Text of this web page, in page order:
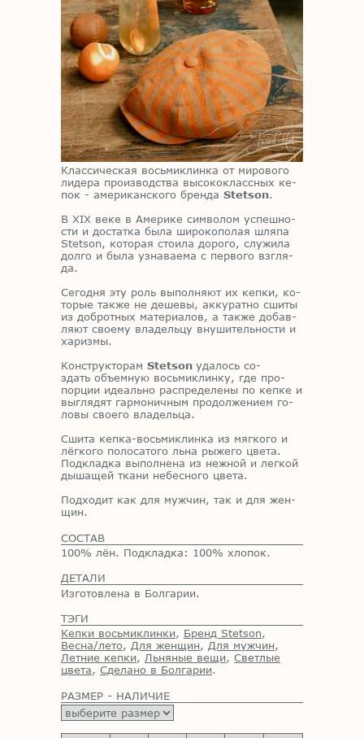
Клас­си­че­ская вось­ми­клин­ка от ми­ро­во­го
ли­де­ра про­из­вод­ства вы­со­ко­класс­ных ке­
пок - аме­ри­кан­ско­го брен­да Stetson.
В XIX веке в Аме­ри­ке сим­во­лом успеш­но­
сти и до­стат­ка была ши­ро­ко­по­лая шля­па
Stetson, ко­то­рая сто­и­ла до­ро­го, слу­жи­ла
дол­го и была узна­ва­е­ма с пер­во­го взгля­
да.
Се­год­ня эту роль вы­пол­ня­ют их кеп­ки, ко­
то­рые та­к­же не де­ше­вы, ак­ку­рат­но сши­ты
из доб­рот­ных ма­те­ри­а­лов, а та­к­же до­бав­
ля­ют сво­е­му вла­дель­цу вну­ши­тель­но­сти и
ха­риз­мы.
Кон­струк­то­рам Stetson уда­лось со­
здать объ­ем­ную вось­ми­клин­ку, где про­
пор­ции иде­аль­но рас­пре­де­ле­ны по кеп­ке и
вы­гля­дят гар­мо­нич­ным про­дол­же­ни­ем го­
ло­вы сво­е­го вла­дель­ца.
Сши­та кеп­ка-вось­ми­клин­ка из мяг­ко­го и
лёг­ко­го по­ло­са­то­го льна ры­же­го цве­та.
Под­клад­ка вы­пол­не­на из неж­ной и лег­кой
ды­ша­щей тка­ни небес­но­го цве­та.
Под­хо­дит как для муж­чин, так и для жен­
щин.
СОСТАВ
100% лён. Подкладка: 100% хлопок.
ДЕТАЛИ
Изготовлена в Болгарии.
ТЭГИ
Кепки восьмиклинки, Бренд Stetson,
Весна/лето, Для женщин, Для мужчин,
Летние кепки, Льняные вещи, Светлые
цвета, Сделано в Болгарии.
РАЗМЕР - НАЛИЧИЕ